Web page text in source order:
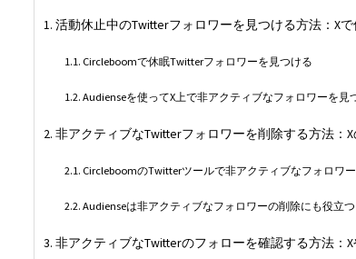
活動休止中のTwitterフォロワーを見つける方法：X
Circleboomで休眠Twitterフォロワーを見つける
Audienseを使ってX上で非アクティブなフォロワーを見
非アクティブなTwitterフォロワーを削除する方法：
CircleboomのTwitterツールで非アクティブなフォロワ
Audienseは非アクティブなフォロワーの削除にも役立つ
非アクティブなTwitterのフォローを確認する方法：